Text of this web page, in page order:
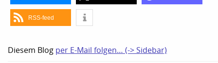
RSS-feed
Diesem Blog per E-Mail folgen… (-> Sidebar)